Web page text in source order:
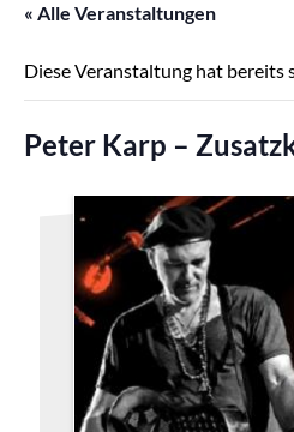
« Alle Veranstaltungen
Diese Veranstaltung hat bereits
Peter Karp –